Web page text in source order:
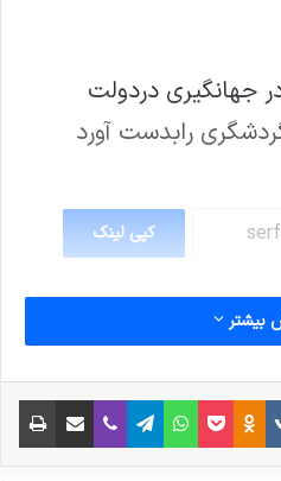
جهانگیری دردولت
رابدست آورد
کپی لینک
بیشتر
‫VKontakte
‫Odnoklassniki
پاکتواتس آپ تلگراموایبر اشتراک گذاری از طریق ایمیل